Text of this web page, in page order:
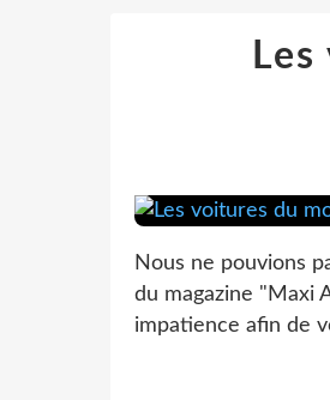
Nous ne pouvions
du magazine "Maxi
impatience afin de